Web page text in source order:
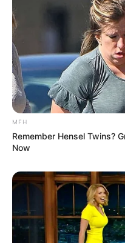
แจกตาราง สีมง
เดือนสิงหาคม โ
ดูดวงรายเดื
ดูดวงรายเดือน
รักษ์เลขเด็ด เช็ก
ครึ่งเดือนแรกใคร
MFH
Remember Hensel Twins?
Now